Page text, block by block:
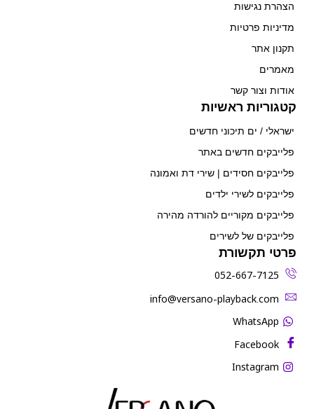
הצהרת נגישות
מדיניות פרטיות
תקנון אתר
מאמרים
אודות וצור קשר
קטגוריות ראשיות
ישראלי / ים תיכוני חדשים
פלייבקים חדשים באתר
פלייבקים חסידים | שירי דת ואמונה
פלייבקים לשירי ילדים
פלייבקים מקוריים להורדה מהירה
פלייבקים של לשירים
פרטי תקשורת
052-667-7125
‫info@versano-playback.com‬
WhatsApp
Facebook
Instagram